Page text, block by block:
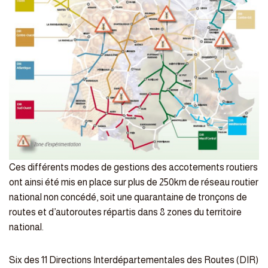
Ces différents modes de gestions des accotements routiers
ont ainsi été mis en place sur plus de 250km de réseau routier
national non concédé, soit une quarantaine de tronçons de
routes et d’autoroutes répartis dans 8 zones du territoire
national.
Six des 11 Directions Interdépartementales des Routes (DIR)